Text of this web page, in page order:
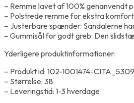
– Remme lavet af 100%
– Polstrede remme for ekstra
– Justerbare spænder: Sandalerne
– Gummisål for godt greb: Den
Yderligere produktinformationer:
– Produkt id: 102-1001474-
– Størrelse: 38
– Leveringstid: 1-3 hverdage